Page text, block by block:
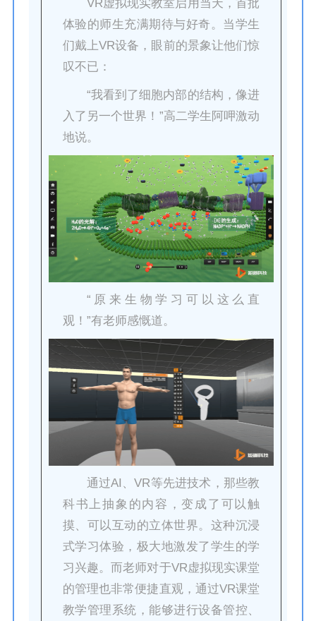
VR虚拟现实教室启用当天，首批
体验的师生充满期待与好奇。当学生
们戴上VR设备，眼前的景象让他们惊
叹不已：
“我看到了细胞内部的结构，像进
入了另一个世界！”高二学生阿呷激动
地说。
“原来生物学习可以这么直
观！”有老师感慨道。
通过AI、VR等先进技术，那些教
科书上抽象的内容，变成了可以触
摸、可以互动的立体世界。这种沉浸
式学习体验，极大地激发了学生的学
习兴趣。而老师对于VR虚拟现实课堂
的管理也非常便捷直观，通过VR课堂
教学管理系统，能够进行设备管控、